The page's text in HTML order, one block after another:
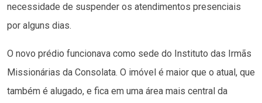
necessidade de suspender os atendimentos presenciais
por alguns dias.
O novo prédio funcionava como sede do Instituto das Irmãs
Missionárias da Consolata. O imóvel é maior que o atual, que
também é alugado, e fica em uma área mais central da